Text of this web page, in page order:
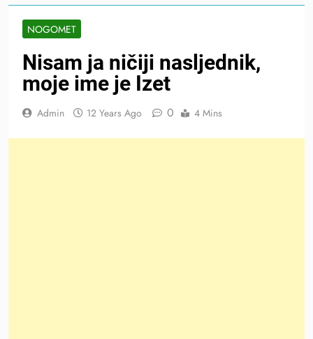
NOGOMET
Nisam ja ničiji nasljednik,
moje ime je Izet
Admin 12 Years Ago 0 4 Mins